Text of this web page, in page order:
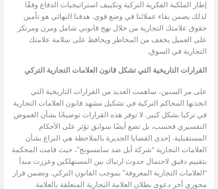
إطار الملكية الفكرية التركية وتكييف استراتيجيات الدفاع وفقًا
لذلك يضمن بقاء عملائنا في وضع قوي. هدفنا النهائي هو تأمين
حقوق علامتك التجارية من خلال نهج قانوني شامل ومرن ومرتكز
على العميل يخفف من المخاطر ويحافظ على سلامة علامتك
التجارية في السوق.
القرارات التاريخية التي تشكل قانون العلامات التجارية التركي
على مر السنين، ساهمت العديد من القرارات التاريخية التي
اتخذتها المحاكم التركية في تشكيل مشهد قانون العلامات التجارية
في تركيا بشكل كبير. لا توفر هذه القرارات توضيحًا بشأن الغموض
التفسيري فحسب، بل تضع أيضًا سوابق تؤثر على الأحكام
المستقبلية. إحدى القضايا الجديرة بالملاحظة هي النزاع بشأن
العلامات التجارية “شركة أبل ضد سامسونج”، حيث قامت المحكمة
بتقييم دقيق لاحتمال حدوث ارتباك بين المستهلكين وعززت مبدأ
“العلامات التجارية المعروفة” بموجب القانون التركي. وتضمن قرار
محوري آخر دعوى بطلان العلامة التجارية المتعلقة بالعلامة